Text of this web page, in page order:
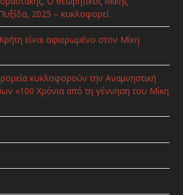
2025 – κυκλοφορεί
είναι αφιερωμένο στον Μίκη
κυκλοφορούν την Αναμνηστική
«100 Χρόνια από τη γέννηση του Μίκη